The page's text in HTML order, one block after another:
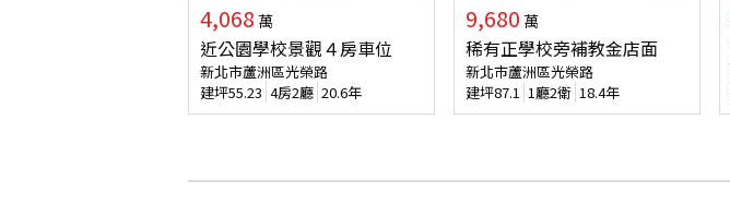
4,068 萬
近公園學校景觀４房車位
新北市蘆洲區光榮路
建坪55.23 4房2廳 20.6年
9,680 萬
稀有正學校旁補教金店面
新北市蘆洲區光榮路
建坪87.1 1廳2衛 18.4年